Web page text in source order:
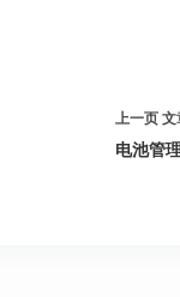
上一页 文
电池管